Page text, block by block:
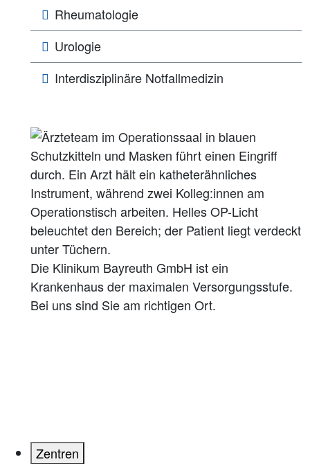
Rheumatologie
Urologie
Interdisziplinäre Notfallmedizin
Die Klinikum Bayreuth GmbH ist ein
Krankenhaus der maximalen Versorgungsstufe.
Bei uns sind Sie am richtigen Ort.
Zentren